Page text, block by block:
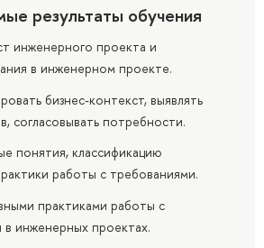
результаты обучения
инженерного проекта и
в инженерном проекте.
бизнес-контекст, выявлять
согласовывать потребности.
понятия, классификацию
работы с требованиями.
практиками работы с
в инженерных проектах.